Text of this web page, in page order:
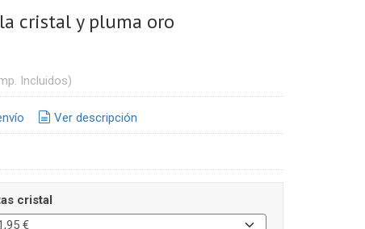
cristal y pluma oro
Incluidos)
Ver descripción
cristal